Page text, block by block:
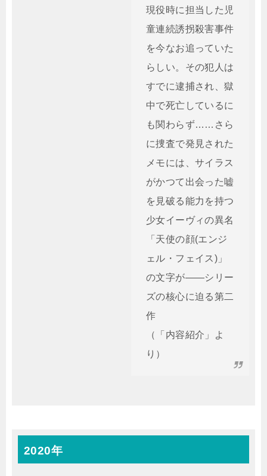
現役時に担当した児
童連続誘拐殺害事件
を今なお追っていた
らしい。その犯人は
すでに逮捕され、獄
中で死亡しているに
も関わらず……さら
に捜査で発見された
メモには、サイラス
がかつて出会った嘘
を見破る能力を持つ
少女イーヴィの異名
「天使の顔(エンジ
ェル・フェイス)」
の文字が――シリー
ズの核心に迫る第二
作
（「内容紹介」よ
り）
2020年